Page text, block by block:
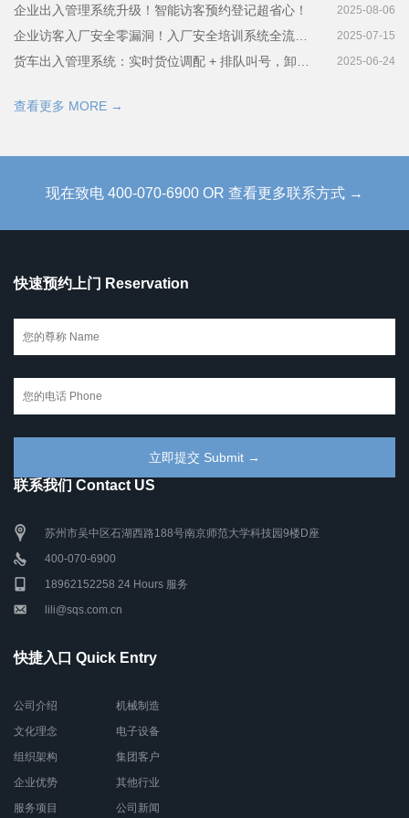
企业出入管理系统升级！智能访客预约登记超省心！ 2025-08-06
2025-07-15
2025-06-24
查看更多 MORE →
现在致电 400-070-6900 OR 查看更多联系方式 →
快速预约上门 Reservation
联系我们 Contact US
苏州市吴中区石湖西路188号南京师范大学科技园9楼D座
400-070-6900
18962152258 24 Hours 服务
lili@sqs.com.cn
快捷入口 Quick Entry
公司介绍
文化理念
组织架构
企业优势
服务项目
机械制造
电子设备
集团客户
其他行业
公司新闻